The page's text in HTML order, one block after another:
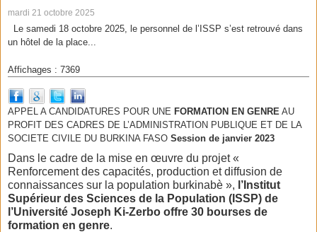
mardi 21 octobre 2025
Le samedi 18 octobre 2025, le personnel de l’ISSP s’est retrouvé dans
un hôtel de la place...
Affichages : 7369
APPEL A CANDIDATURES POUR UNE FORMATION EN GENRE AU
PROFIT DES CADRES DE L’ADMINISTRATION PUBLIQUE ET DE LA
SOCIETE CIVILE DU BURKINA FASO Session de janvier 2023
Dans le cadre de la mise en œuvre du projet «
Renforcement des capacités, production et diffusion de
connaissances sur la population burkinabè », l’Institut
Supérieur des Sciences de la Population (ISSP) de
l’Université Joseph Ki-Zerbo offre 30 bourses de
formation en genre.